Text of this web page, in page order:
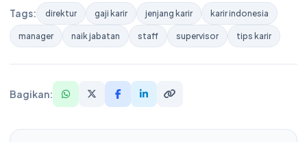
Tags: direktur gaji karir jenjang karir karir indonesia
manager naik jabatan staff supervisor tips karir
Bagikan: